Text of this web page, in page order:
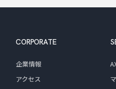
CORPORATE
企業情報
アクセス